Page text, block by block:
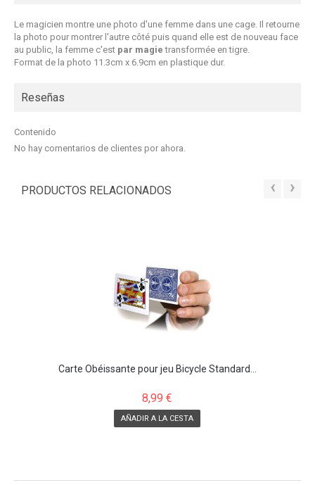
Le magicien montre une photo d'une femme dans une cage. Il retourne
la photo pour montrer l'autre côté puis quand elle est de nouveau face
au public, la femme c'est par magie transformée en tigre.
Format de la photo 11.3cm x 6.9cm en plastique dur.
Reseñas
Contenido
No hay comentarios de clientes por ahora.
PRODUCTOS RELACIONADOS ‹ ›
Carte Obéissante pour jeu Bicycle Standard...
8,99 €
AÑADIR A LA CESTA